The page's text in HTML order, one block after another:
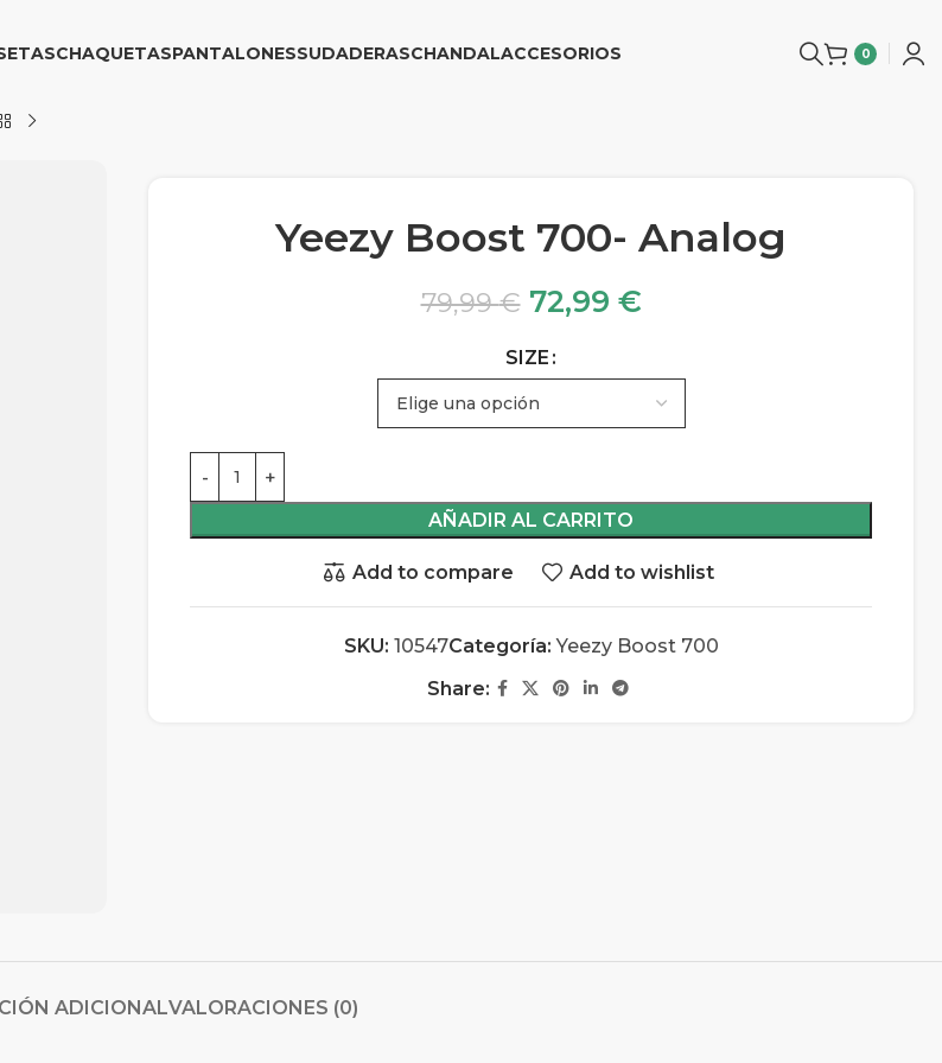
CHAQUETASPANTALONESSUDADERASCHANDALACCESORIOS 0
Yeezy Boost 700- Analog
79,99€ 72,99 €
SIZE
AÑADIR AL CARRITO
Add to compare Add to wishlist
SKU: 10547Categoría: Yeezy Boost 700
Share:
ADICIONALVALORACIONES (0)